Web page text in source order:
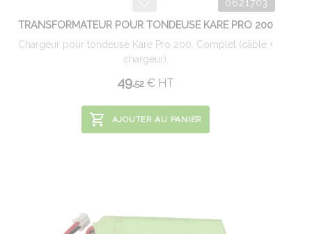
0621703
TRANSFORMATEUR POUR TONDEUSE KARE PRO 200
Chargeur pour tondeuse Kare Pro 200. Complet (câble +
chargeur).
49.52 € HT
AJOUTER AU PANIER